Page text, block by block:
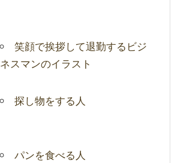
笑顔で挨拶して退勤するビジ
ネスマンのイラスト
探し物をする人
パンを食べる人